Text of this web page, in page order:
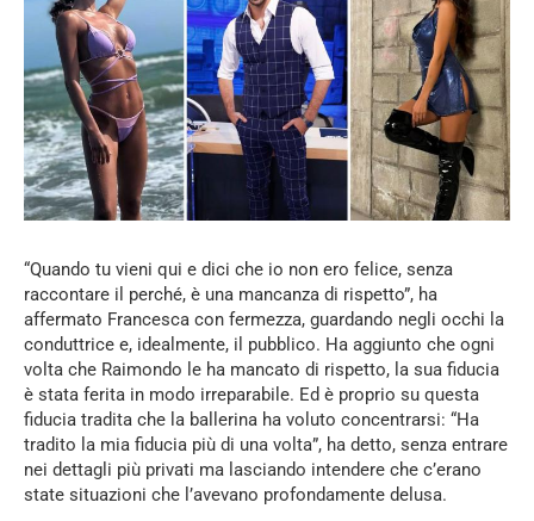
“Quando tu vieni qui e dici che io non ero felice, senza
raccontare il perché, è una mancanza di rispetto”, ha
affermato Francesca con fermezza, guardando negli occhi la
conduttrice e, idealmente, il pubblico. Ha aggiunto che ogni
volta che Raimondo le ha mancato di rispetto, la sua fiducia
è stata ferita in modo irreparabile. Ed è proprio su questa
fiducia tradita che la ballerina ha voluto concentrarsi: “Ha
tradito la mia fiducia più di una volta”, ha detto, senza entrare
nei dettagli più privati ma lasciando intendere che c’erano
state situazioni che l’avevano profondamente delusa.